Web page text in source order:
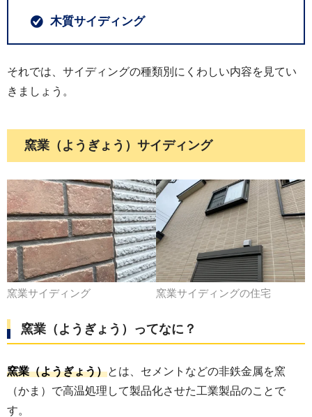
木質サイディング
それでは、サイディングの種類別にくわしい内容を見てい
きましょう。
窯業（ようぎょう）サイディング
窯業サイディング 窯業サイディングの住宅
窯業（ようぎょう）ってなに？
窯業（ようぎょう）とは、セメントなどの非鉄金属を窯
（かま）で高温処理して製品化させた工業製品のことで
す。